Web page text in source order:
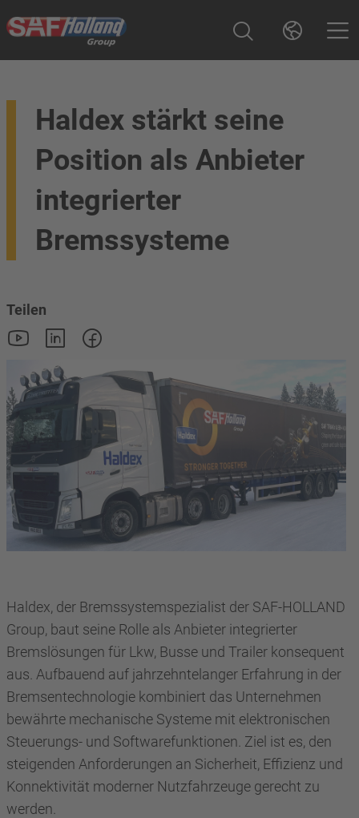
Haldex stärkt seine
Position als Anbieter
integrierter
Bremssysteme
Teilen
Haldex, der Bremssystemspezialist der SAF-HOLLAND
Group, baut seine Rolle als Anbieter integrierter
Bremslösungen für Lkw, Busse und Trailer konsequent
aus. Aufbauend auf jahrzehntelanger Erfahrung in der
Bremsentechnologie kombiniert das Unternehmen
bewährte mechanische Systeme mit elektronischen
Steuerungs- und Softwarefunktionen. Ziel ist es, den
steigenden Anforderungen an Sicherheit, Effizienz und
Konnektivität moderner Nutzfahrzeuge gerecht zu
werden.